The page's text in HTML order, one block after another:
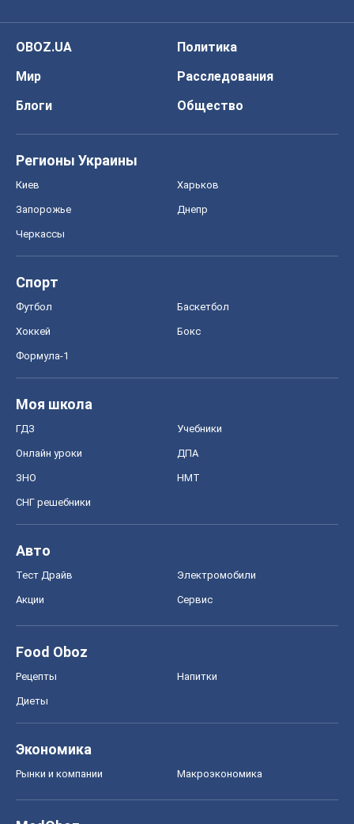
OBOZ.UA
Политика
Мир
Расследования
Блоги
Общество
Регионы Украины
Киев Харьков
Запорожье Днепр
Черкассы
Спорт
Футбол Баскетбол
Хоккей Бокс
Формула-1
Моя школа
ГДЗ Учебники
Онлайн уроки ДПА
ЗНО НМТ
СНГ решебники
Авто
Тест Драйв Электромобили
Акции Сервис
Food Oboz
Рецепты Напитки
Диеты
Экономика
Рынки и компании Mакроэкономика